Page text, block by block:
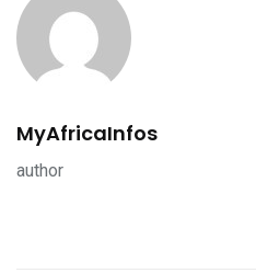
MyAfricaInfos
author